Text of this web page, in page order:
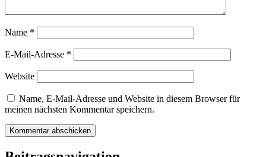
Name *
E-Mail-Adresse *
Website
Name, E-Mail-Adresse und Website in diesem Browser für
meinen nächsten Kommentar speichern.